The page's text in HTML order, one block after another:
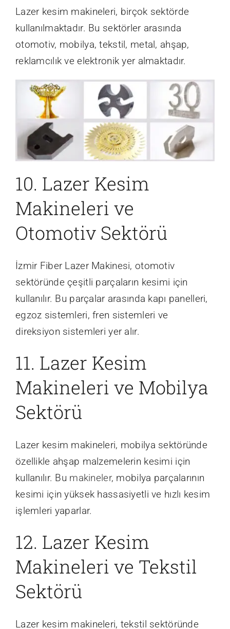
Lazer kesim makineleri, birçok sektörde
kullanılmaktadır. Bu sektörler arasında
otomotiv, mobilya, tekstil, metal, ahşap,
reklamcılık ve elektronik yer almaktadır.
10. Lazer Kesim
Makineleri ve
Otomotiv Sektörü
İzmir Fiber Lazer Makinesi, otomotiv
sektöründe çeşitli parçaların kesimi için
kullanılır. Bu parçalar arasında kapı panelleri,
egzoz sistemleri, fren sistemleri ve
direksiyon sistemleri yer alır.
11. Lazer Kesim
Makineleri ve Mobilya
Sektörü
Lazer kesim makineleri, mobilya sektöründe
özellikle ahşap malzemelerin kesimi için
kullanılır. Bu makineler, mobilya parçalarının
kesimi için yüksek hassasiyetli ve hızlı kesim
işlemleri yaparlar.
12. Lazer Kesim
Makineleri ve Tekstil
Sektörü
Lazer kesim makineleri, tekstil sektöründe